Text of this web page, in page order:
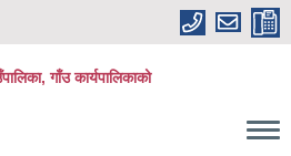
गाँउ कार्यपालिकाको